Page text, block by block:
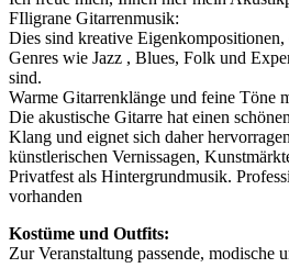
FIligrane Gitarrenmusik:
Dies sind kreative Eigenkompositionen,
Genres wie Jazz , Blues, Folk und
sind.
Warme Gitarrenklänge und feine Töne
Die akustische Gitarre hat einen
Klang und eignet sich daher
künstlerischen Vernissagen,
Privatfest als Hintergrundmusik.
vorhanden
Kostüme und Outfits:
Zur Veranstaltung passende, modische